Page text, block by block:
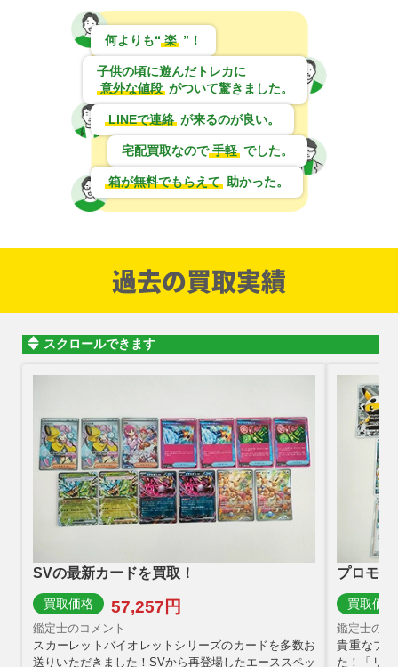
￥260,000 ￥260,000 ￥240,000
￥190,000 ￥180,000
075/086 SR
￥160,000
113/076 MUR
＿のピカチュウ
LV.17 (2周年アニバ
ーサリー) 旧PROMO
No.025 PROMO
￥130,000 ￥130,000
アイリス BW9
082/076 SR
￥130,000
ギラティナV S11
111/100 SR
わるいリザードン
LV.38 旧4 No.006 R
￥90,000
GX SM11 098/094
￥85,000
S6a 093/069 HR
￥81,000
209/150 SSR
￥79,000
QSG No.123
￥76,000 ￥67,000 ￥63,000 ￥60,000
メガリザードンXex
M2 110/080 SAR
￥58,000
ハイパーボール BW8
紫 058/051 UR
￥56,000
メガレックウザex M6
110/076 SAR
￥51,000
メガゲッコウガex M4
120/083 MUR
￥49,000
エーフィEX XY9
132/106 SAR
￥44,000
アGX SM9a 061/055
SR
MC 765/742
ニャース BW2
072/066 UR
ゲンシグラードンEX
XY7 094/081 UR
シロナ SM5M
070/066 SR
174/086 BWR
ロケット団のミュウツ
ーex SV10 125/098
SAR
何よりも“ 楽 ”！
子供の頃に遊んだトレカに
意外な値段 がついて驚きました。
LINEで連絡 が来るのが良い。
宅配買取なので 手軽 でした。
箱が無料でもらえて 助かった。
過去の買取実績
スクロールできます
SVの最新カードを買取！
買取価格 57,257円
鑑定士のコメント
スカーレットバイオレットシリーズのカードを多数お
送りいただきました！SVから再登場したエーススペッ
プロモカ
買取価格
鑑定士のコ
貴重なプ
た！「リ